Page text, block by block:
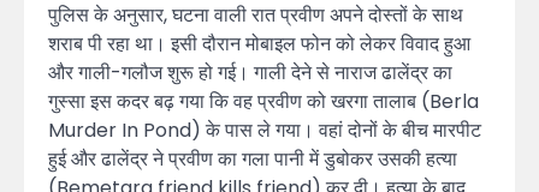
पुलिस के अनुसार, घटना वाली रात प्रवीण अपने दोस्तों के साथ
शराब पी रहा था। इसी दौरान मोबाइल फोन को लेकर विवाद हुआ
और गाली-गलौज शुरू हो गई। गाली देने से नाराज ढालेंद्र का
गुस्सा इस कदर बढ़ गया कि वह प्रवीण को खरगा तालाब (Berla
Murder In Pond) के पास ले गया। वहां दोनों के बीच मारपीट
हुई और ढालेंद्र ने प्रवीण का गला पानी में डुबोकर उसकी हत्या